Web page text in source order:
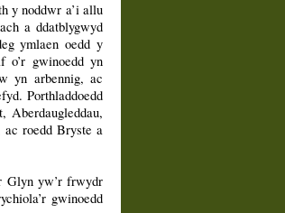
y noddwr a’i allu
a ddatblygwyd
ymlaen oedd y
o’r gwinoedd yn
yn arbennig, ac
Porthladdoedd
Aberdaugleddau,
roedd Bryste a
Glyn yw’r frwydr
gwinoedd